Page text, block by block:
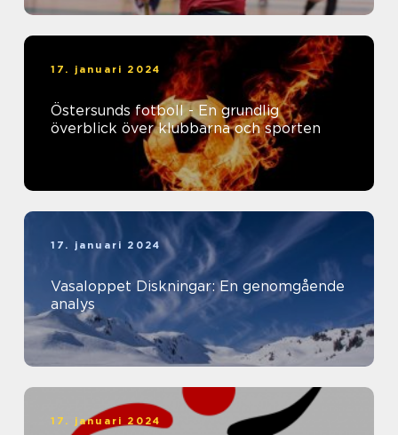
17. januari 2024
Östersunds fotboll - En grundlig
överblick över klubbarna och sporten
17. januari 2024
Vasaloppet Diskningar: En genomgående
analys
17. januari 2024